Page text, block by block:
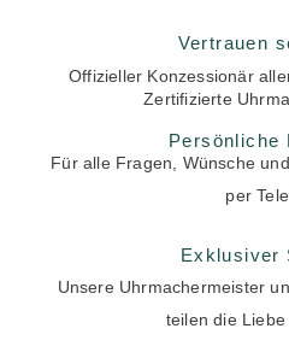
Vertrauen
Offizieller Konzessionär
Zertifizierte
Persönliche
Für alle Fragen, Wünsche
per
Exklusiver
Unsere Uhrmachermeister
teilen die